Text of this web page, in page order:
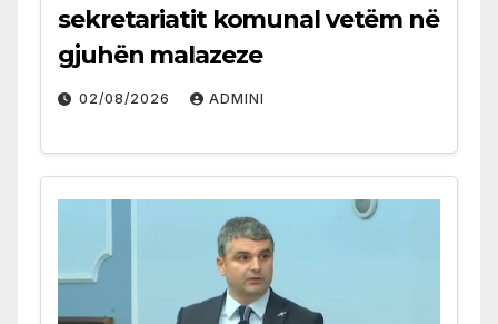
sekretariatit komunal vetëm në
gjuhën malazeze
02/08/2026 ADMINI